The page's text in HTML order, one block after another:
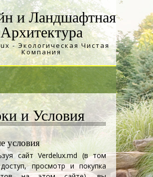
и Ландшафтная
Архитектура
- Экологическая Чистая
Компания
и Условия
условия
сайт Verdelux.md (в том
просмотр и покупка